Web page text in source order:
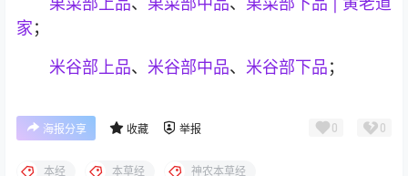
家；
米谷部上品、 米谷部中品、 米谷部下品；
海报分享 收藏 举报 0 0
本经 本草经 神农本草经